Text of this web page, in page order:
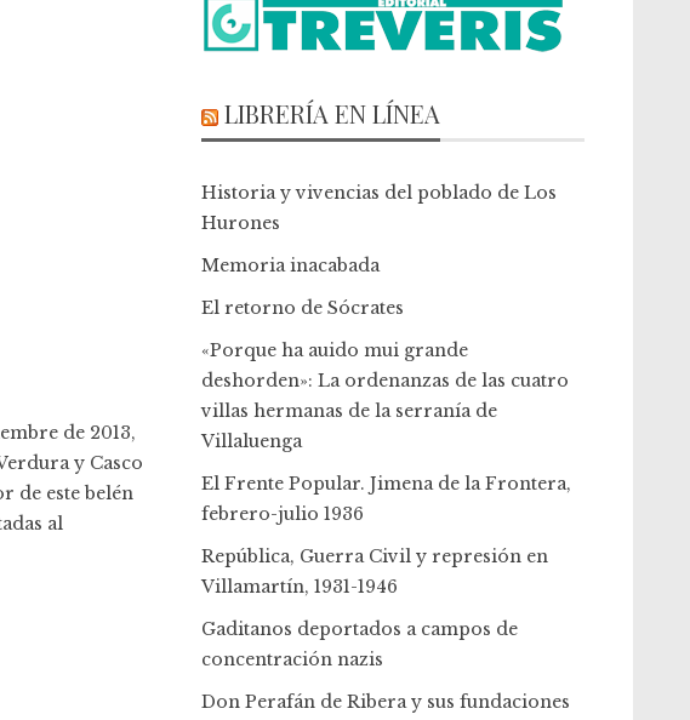
de 2013,
y Casco
de este belén
al
LIBRERÍA EN LÍNEA
Historia y vivencias del poblado de Los
Hurones
Memoria inacabada
El retorno de Sócrates
«Porque ha auido mui grande
deshorden»: La ordenanzas de las cuatro
villas hermanas de la serranía de
Villaluenga
El Frente Popular. Jimena de la Frontera,
febrero-julio 1936
República, Guerra Civil y represión en
Villamartín, 1931-1946
Gaditanos deportados a campos de
concentración nazis
Don Perafán de Ribera y sus fundaciones